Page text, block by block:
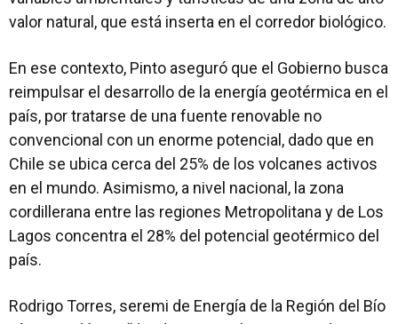
valor natural, que está inserta en el corredor biológico.
En ese contexto, Pinto aseguró que el Gobierno busca
reimpulsar el desarrollo de la energía geotérmica en el
país, por tratarse de una fuente renovable no
convencional con un enorme potencial, dado que en
Chile se ubica cerca del 25% de los volcanes activos
en el mundo. Asimismo, a nivel nacional, la zona
cordillerana entre las regiones Metropolitana y de Los
Lagos concentra el 28% del potencial geotérmico del
país.
Rodrigo Torres, seremi de Energía de la Región del Bío